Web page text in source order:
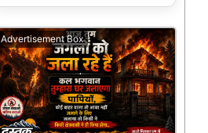
Advertisement Box